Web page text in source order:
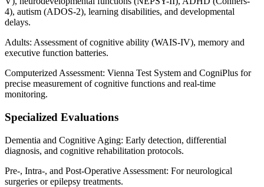
4), autism (ADOS-2), learning disabilities, and developmental
delays.
Adults: Assessment of cognitive ability (WAIS-IV), memory and
executive function batteries.
Computerized Assessment: Vienna Test System and CogniPlus for
precise measurement of cognitive functions and real-time
monitoring.
Specialized Evaluations
Dementia and Cognitive Aging: Early detection, differential
diagnosis, and cognitive rehabilitation protocols.
Pre-, Intra-, and Post-Operative Assessment: For neurological
surgeries or epilepsy treatments.